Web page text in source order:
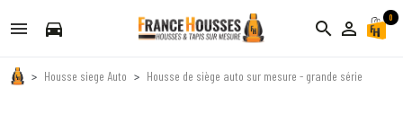
directions_car search person_outline
0
Housse siege Auto Housse de siège auto sur mesure - grande série